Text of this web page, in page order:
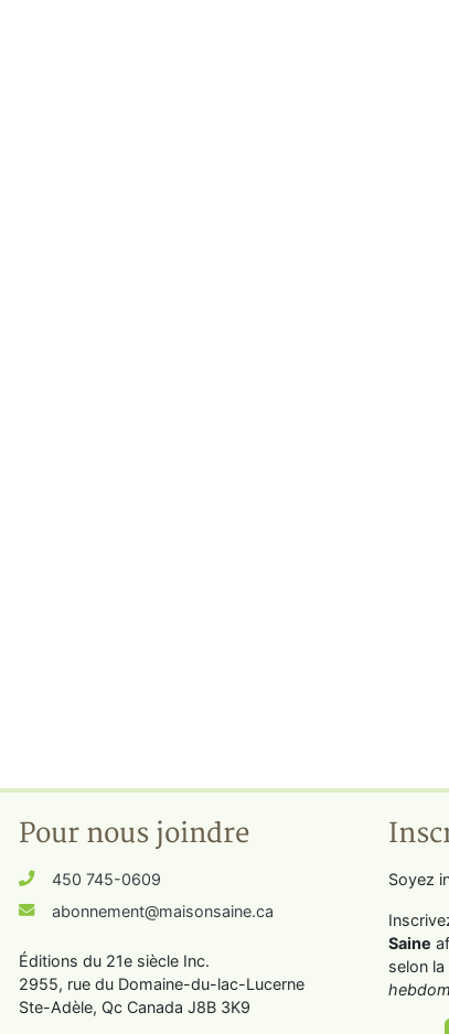
Pour nous joindre
450 745-0609
abonnement@maisonsaine.ca
Éditions du 21e siècle Inc.
2955, rue du Domaine-du-lac-Lucerne
Ste-Adèle, Qc Canada J8B 3K9
Soyez
Saine
selon